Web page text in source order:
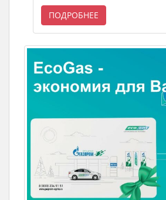
ПОДРОБНЕЕ